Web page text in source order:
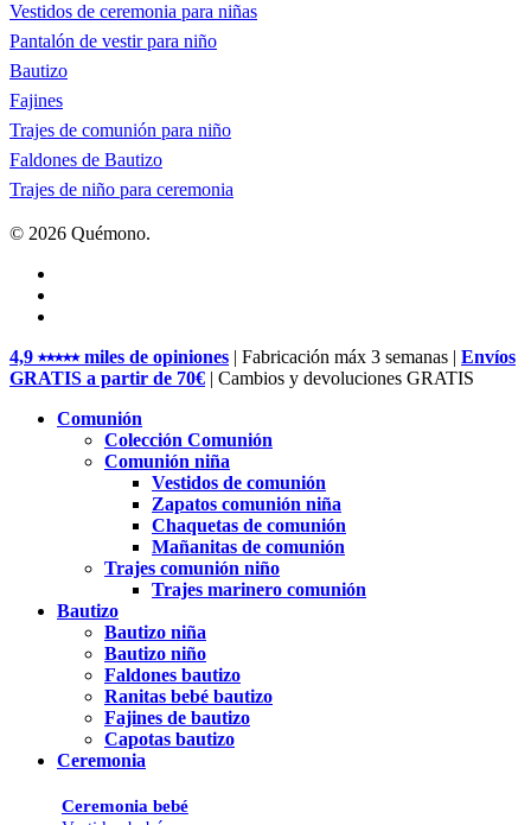
Vestidos de ceremonia para niñas
Pantalón de vestir para niño
Bautizo
Fajines
Trajes de comunión para niño
Faldones de Bautizo
Trajes de niño para ceremonia
© 2026 Quémono.
Close
Menu
4,9 ⭑⭑⭑⭑⭑ miles de opiniones | Fabricación máx 3 semanas | Envíos
GRATIS a partir de 70€ | Cambios y devoluciones GRATIS
Comunión
Colección Comunión
Comunión niña
Vestidos de comunión
Zapatos comunión niña
Chaquetas de comunión
Mañanitas de comunión
Trajes comunión niño
Trajes marinero comunión
Bautizo
Bautizo niña
Bautizo niño
Faldones bautizo
Ranitas bebé bautizo
Fajines de bautizo
Capotas bautizo
Ceremonia
Ceremonia bebé